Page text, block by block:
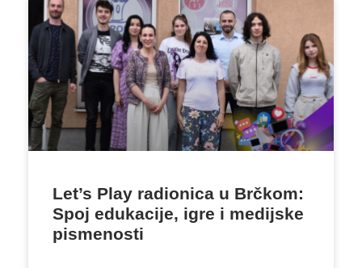
Let’s Play radionica u Brčkom:
Spoj edukacije, igre i medijske
pismenosti